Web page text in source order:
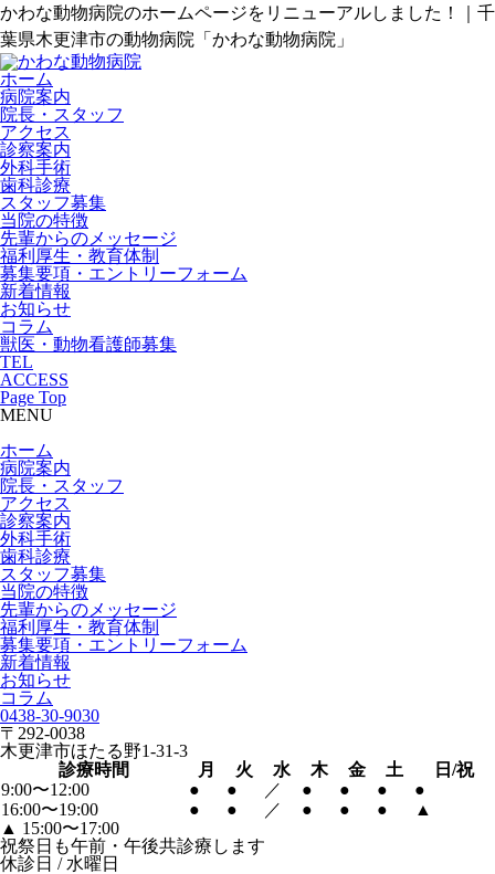
かわな動物病院のホームページをリニューアルしました！｜千
葉県木更津市の動物病院「かわな動物病院」
ホーム
病院案内
院長・スタッフ
アクセス
診察案内
外科手術
歯科診療
スタッフ募集
当院の特徴
先輩からのメッセージ
福利厚生・教育体制
募集要項・エントリーフォーム
新着情報
お知らせ
コラム
獣医・動物看護師募集
TEL
ACCESS
Page Top
MENU
ホーム
病院案内
院長・スタッフ
アクセス
診察案内
外科手術
歯科診療
スタッフ募集
当院の特徴
先輩からのメッセージ
福利厚生・教育体制
募集要項・エントリーフォーム
新着情報
お知らせ
コラム
0438-30-9030
〒292-0038
木更津市ほたる野1-31-3
診療時間
月 火 水 木 金 土
日/祝
9:00〜12:00
● ● ／ ● ● ●
●
16:00〜19:00
● ● ／ ● ● ●
▲
▲ 15:00〜17:00
祝祭日も午前・午後共診療します
休診日 / 水曜日